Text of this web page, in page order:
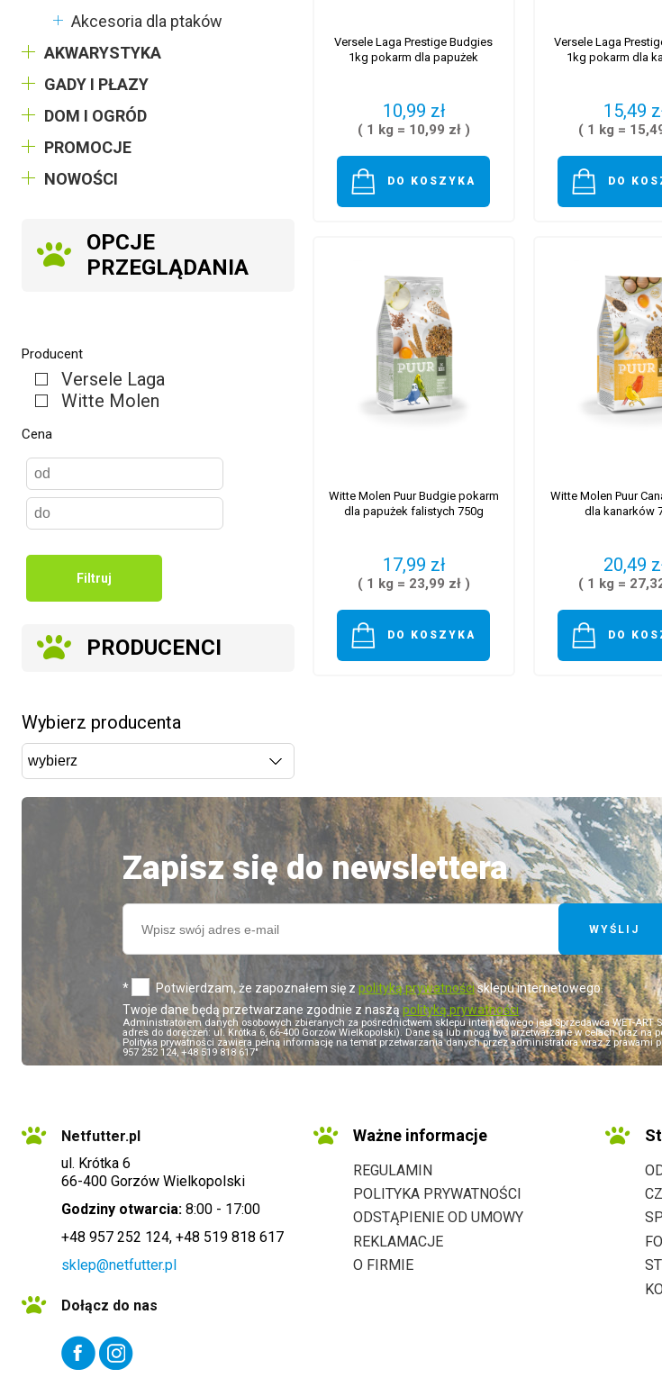
Akcesoria dla ptaków
AKWARYSTYKA
GADY I PŁAZY
DOM I OGRÓD
PROMOCJE
NOWOŚCI
OPCJE
PRZEGLĄDANIA
Producent
Versele Laga
Witte Molen
Cena
Filtruj
PRODUCENCI
Wybierz producenta
Versele Laga Prestige Budgies
1kg pokarm dla papużek
10,99 zł
( 1 kg = 10,99 zł )
DO KOSZYKA
Versele Laga
1kg pokarm dla
15,49
( 1 kg =
DO
Witte Molen Puur Budgie pokarm
dla papużek falistych 750g
17,99 zł
( 1 kg = 23,99 zł )
DO KOSZYKA
Witte Molen Puur
dla kanarków
20,49
( 1 kg =
DO
Zapisz się do newslettera
WYŚLIJ
* Potwierdzam, że zapoznałem się zpolityką prywatnościsklepu internetowego.
Twoje dane będą przetwarzane zgodnie z naszą polityką prywatności
Administratorem danych osobowych zbieranych za pośrednictwem sklepu internetowego jest Sprzedawca WET-ART
adres do doręczeń: ul. Krótka 6, 66-400 Gorzów Wielkopolski). Dane są lub mogą być przetwarzane w celach oraz
Polityka prywatności zawiera pełną informację na temat przetwarzania danych przez administratora wraz z
957 252 124, +48 519 818 617"
Netfutter.pl
ul. Krótka 6
66-400 Gorzów Wielkopolski
Godziny otwarcia: 8:00 - 17:00
+48 957 252 124, +48 519 818 617
sklep@netfutter.pl
Dołącz do nas
Ważne informacje
REGULAMIN
POLITYKA PRYWATNOŚCI
ODSTĄPIENIE OD UMOWY
REKLAMACJE
O FIRMIE